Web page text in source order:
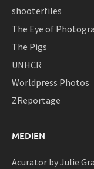
shooterfiles
The Eye of
The Pigs
UNHCR
Worldpress Photos
ZReportage
MEDIEN
Acurator by Julie